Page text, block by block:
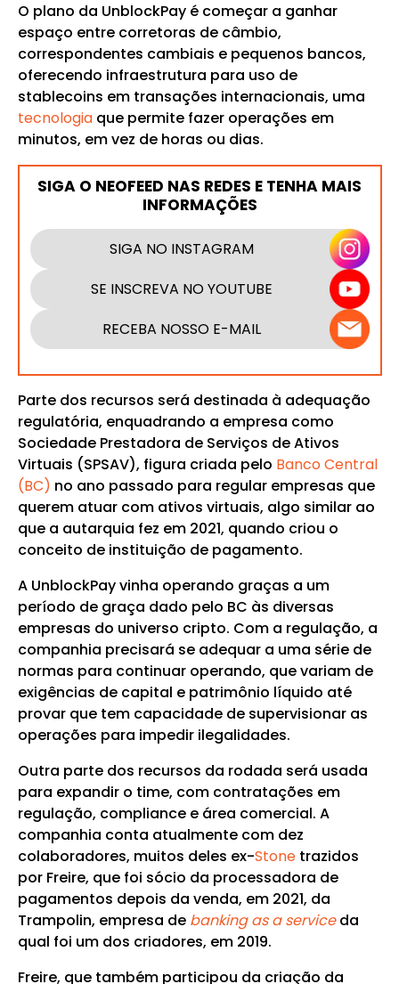
O plano da UnblockPay é começar a ganhar
espaço entre corretoras de câmbio,
correspondentes cambiais e pequenos bancos,
oferecendo infraestrutura para uso de
stablecoins em transações internacionais, uma
tecnologiaque permite fazer operações em
minutos, em vez de horas ou dias.
SIGA O NEOFEED NAS REDES E TENHA MAIS
INFORMAÇÕES
SIGA NO INSTAGRAM
SE INSCREVA NO YOUTUBE
RECEBA NOSSO E-MAIL
Parte dos recursos será destinada à adequação
regulatória, enquadrando a empresa como
Sociedade Prestadora de Serviços de Ativos
Virtuais (SPSAV), figura criada pelo Banco Central
(BC) no ano passado para regular empresas que
querem atuar com ativos virtuais, algo similar ao
que a autarquia fez em 2021, quando criou o
conceito de instituição de pagamento.
A UnblockPay vinha operando graças a um
período de graça dado pelo BC às diversas
empresas do universo cripto. Com a regulação, a
companhia precisará se adequar a uma série de
normas para continuar operando, que variam de
exigências de capital e patrimônio líquido até
provar que tem capacidade de supervisionar as
operações para impedir ilegalidades.
Outra parte dos recursos da rodada será usada
para expandir o time, com contratações em
regulação, compliance e área comercial. A
companhia conta atualmente com dez
colaboradores, muitos deles ex-Stonetrazidos
por Freire, que foi sócio da processadora de
pagamentos depois da venda, em 2021, da
Trampolin, empresa de banking as a serviceda
qual foi um dos criadores, em 2019.
Freire, que também participou da criação da